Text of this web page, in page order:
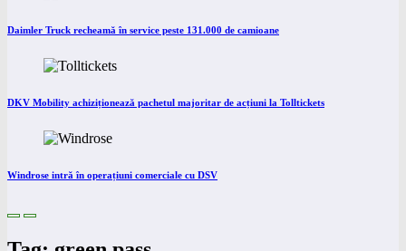
Daimler Truck recheamă în service peste 131.000 de camioane
DKV Mobility achiziționează pachetul majoritar de acțiuni la Tolltickets
Windrose intră în operațiuni comerciale cu DSV